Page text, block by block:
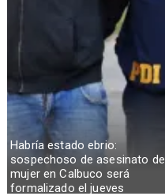
Habría estado ebrio:
sospechoso de asesinato de
mujer en Calbuco será
formalizado el jueves